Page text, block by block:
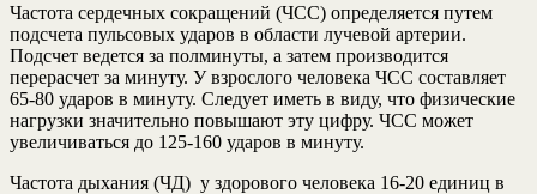
Частота сердечных сокращений (ЧСС) определяется путем
подсчета пульсовых ударов в области лучевой артерии.
Подсчет ведется за полминуты, а затем производится
перерасчет за минуту. У взрослого человека ЧСС составляет
65-80 ударов в минуту. Следует иметь в виду, что физические
нагрузки значительно повышают эту цифру. ЧСС может
увеличиваться до 125-160 ударов в минуту.
Частота дыхания (ЧД) у здорового человека 16-20 единиц в